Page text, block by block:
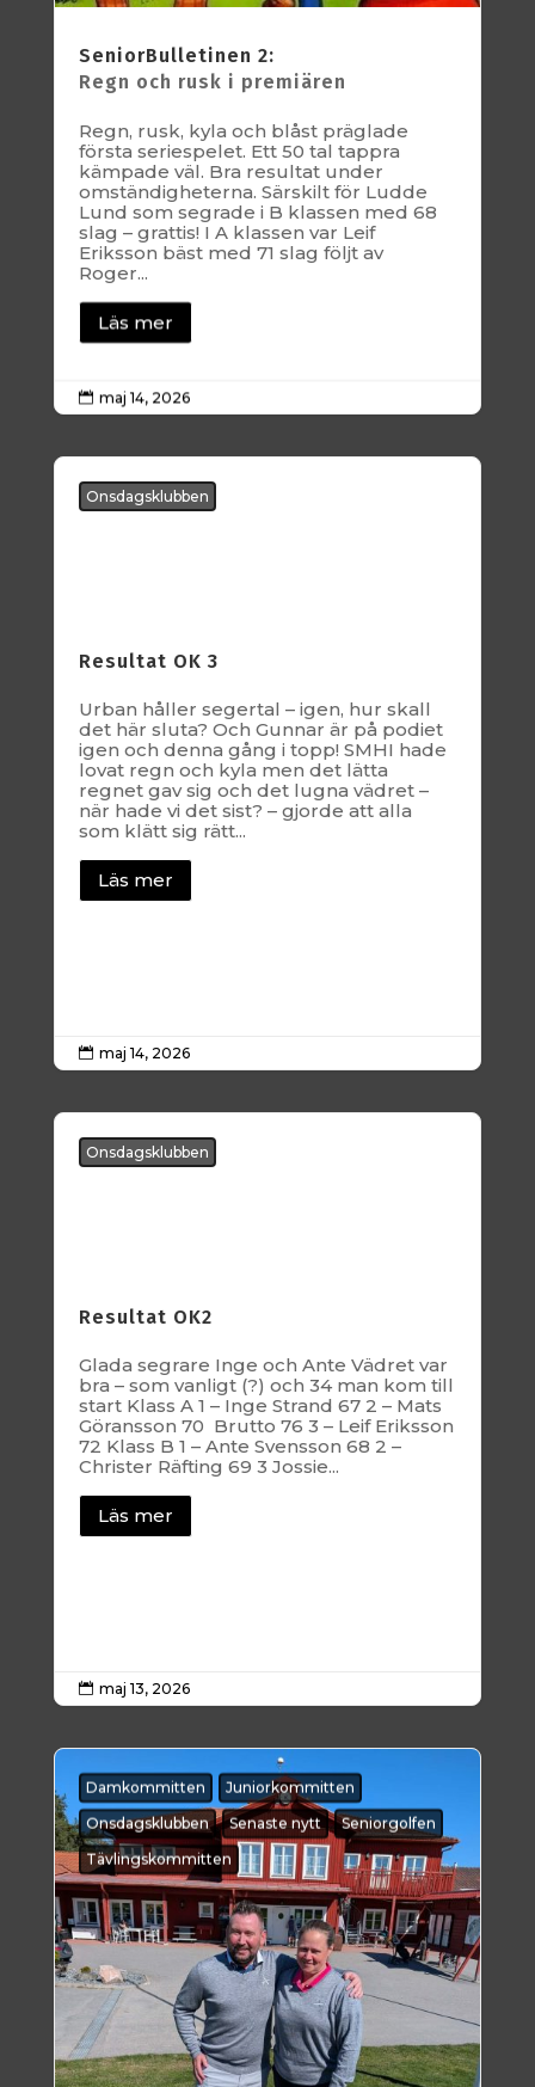
SeniorBulletinen 2:
Regn och rusk i premiären
Regn, rusk, kyla och blåst präglade
första seriespelet. Ett 50 tal tappra
kämpade väl. Bra resultat under
omständigheterna. Särskilt för Ludde
Lund som segrade i B klassen med 68
slag – grattis! I A klassen var Leif
Eriksson bäst med 71 slag följt av
Roger...
Läs mer
 maj 14, 2026
Onsdagsklubben
Resultat OK 3
Urban håller segertal – igen, hur skall
det här sluta? Och Gunnar är på podiet
igen och denna gång i topp! SMHI hade
lovat regn och kyla men det lätta
regnet gav sig och det lugna vädret –
när hade vi det sist? – gjorde att alla
som klätt sig rätt...
Läs mer
 maj 14, 2026
Onsdagsklubben
Resultat OK2
Glada segrare Inge och Ante Vädret var
bra – som vanligt (?) och 34 man kom till
start Klass A 1 – Inge Strand 67 2 – Mats
Göransson 70 Brutto 76 3 – Leif Eriksson
72 Klass B 1 – Ante Svensson 68 2 –
Christer Räfting 69 3 Jossie...
Läs mer
 maj 13, 2026
Damkommitten
Juniorkommitten
Onsdagsklubben
Senaste nytt
Seniorgolfen
Tävlingskommitten